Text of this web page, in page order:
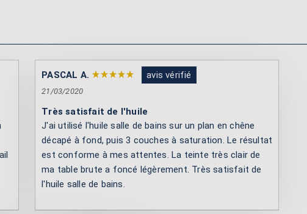
PASCAL A. avis vérifié
21/03/2020
Très satisfait de l'huile
J'ai utilisé l'huile salle de bains sur un plan en chêne
décapé à fond, puis 3 couches à saturation. Le résultat
est conforme à mes attentes. La teinte très clair de
ma table brute a foncé légèrement. Très satisfait de
l'huile salle de bains.